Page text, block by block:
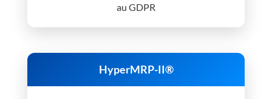
au GDPR
HyperMRP-II®